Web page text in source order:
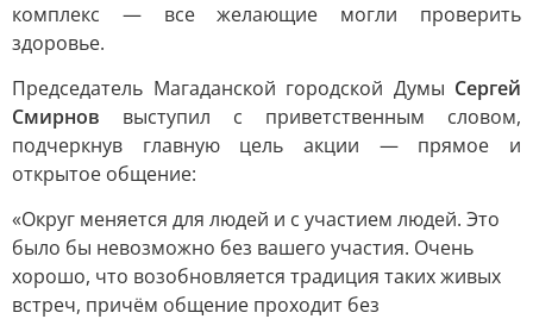
комплекс — все желающие могли проверить
здоровье.
Председатель Магаданской городской Думы Сергей
Смирнов выступил с приветственным словом,
подчеркнув главную цель акции — прямое и
открытое общение:
«Округ меняется для людей и с участием людей. Это
было бы невозможно без вашего участия. Очень
хорошо, что возобновляется традиция таких живых
встреч, причём общение проходит без